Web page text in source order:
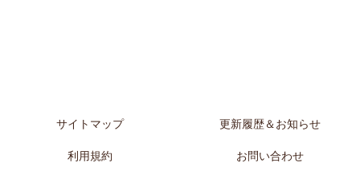
サイトマップ 更新履歴＆お知らせ
利用規約 お問い合わせ